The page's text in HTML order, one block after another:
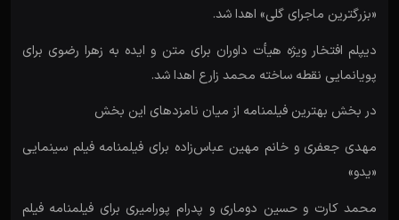
«بزرگترین ماجرای گلی» اهدا شد.
دیپلم افتخار ویژه هیأت داوران برای متن و ایده به زهرا رضوی برای
پویانمایی نقطه ساخته محمد زارع اهدا شد.
در بخش بهترین فیلمنامه از میان نامزدهای این بخش
مهدی جعفری و خانم مهین عباس‌زاده برای فیلمنامه فیلم سینمایی
«یدو»
محمد کارت و حسین دوماری و پدرام پورامیری برای فیلمنامه فیلم